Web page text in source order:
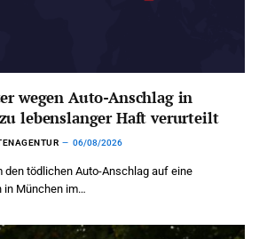
wegen Auto-Anschlag in
lebenslanger Haft verurteilt
06/08/2026
den tödlichen Auto-Anschlag auf eine
in München im…